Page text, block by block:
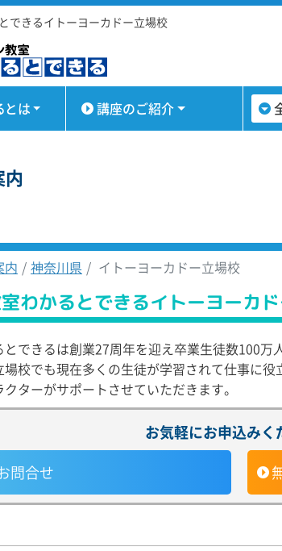
できるイトーヨーカドー立場校
とは 講座のご紹介
内 神奈川県 イトーヨーカドー立場校
わかるとできるイトーヨーカ
できるは創業27周年を迎え卒業生徒数100万
校でも現在多くの生徒が学習されて仕事に
ターがサポートさせていただきます。
お気軽にお申込みく
問合せ